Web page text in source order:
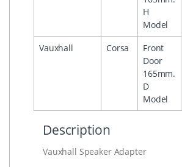
H
Model
Vauxhall Corsa
Front
Door
165mm.
D
Model
Description
Vauxhall Speaker Adapter